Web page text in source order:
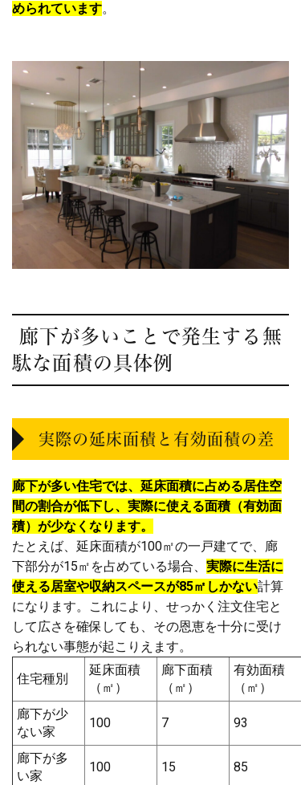
められています。
廊下が多いことで発生する無
駄な面積の具体例
実際の延床面積と有効面積の差
廊下が多い住宅では、延床面積に占める居住空
間の割合が低下し、実際に使える面積（有効面
積）が少なくなります。
たとえば、延床面積が100㎡の一戸建てで、廊
下部分が15㎡を占めている場合、 実際に生活に
使える居室や収納スペースが85㎡しかない計算
になります。これにより、せっかく注文住宅と
して広さを確保しても、その恩恵を十分に受け
られない事態が起こりえます。
住宅種別
延床面積
（㎡）
廊下面積
（㎡）
有効面積
（㎡）
廊下が少
ない家
100 7 93
廊下が多
い家
100 15 85